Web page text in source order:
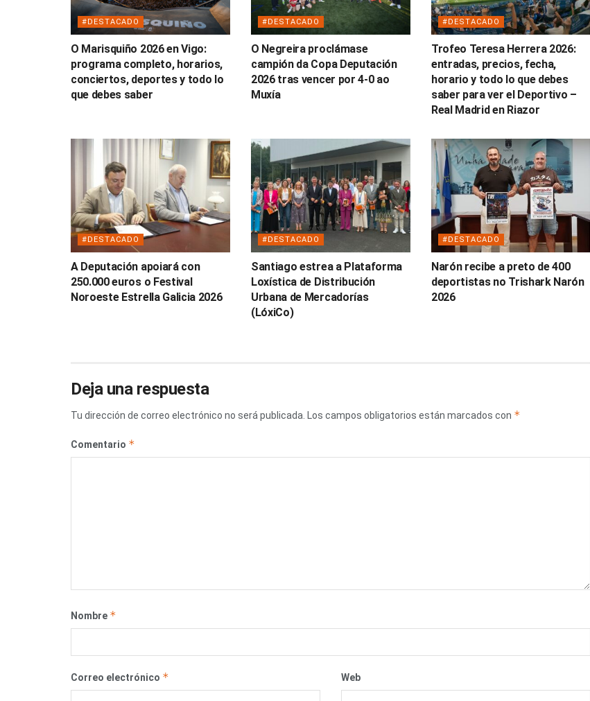
#DESTACADO
O Marisquiño 2026 en Vigo:
programa completo, horarios,
conciertos, deportes y todo lo
que debes saber
#DESTACADO
O Negreira proclámase
campión da Copa Deputación
2026 tras vencer por 4-0 ao
Muxía
#DESTACADO
Trofeo Teresa Herrera 2026:
entradas, precios, fecha,
horario y todo lo que debes
saber para ver el Deportivo –
Real Madrid en Riazor
#DESTACADO
A Deputación apoiará con
250.000 euros o Festival
Noroeste Estrella Galicia 2026
#DESTACADO
Santiago estrea a Plataforma
Loxística de Distribución
Urbana de Mercadorías
(LóxiCo)
#DESTACADO
Narón recibe a preto de 400
deportistas no Trishark Narón
2026
Deja una respuesta
Tu dirección de correo electrónico no será publicada. Los campos obligatorios están marcados con *
Comentario *
Nombre *
Correo electrónico * Web